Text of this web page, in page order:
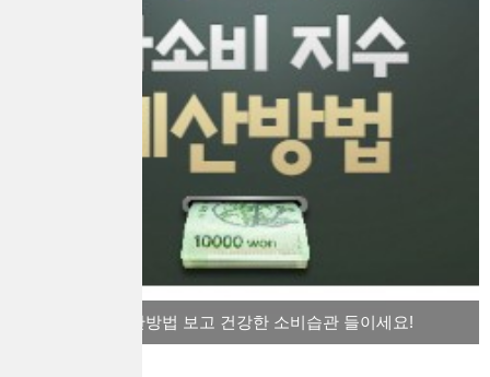
과소비 지수 계산방법 보고 건강한 소비습관 들이세요!